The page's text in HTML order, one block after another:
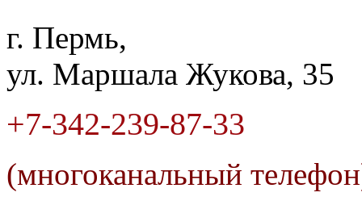
г. Пермь,
ул. Маршала Жукова, 35
+7-342-239-87-33
(многоканальный